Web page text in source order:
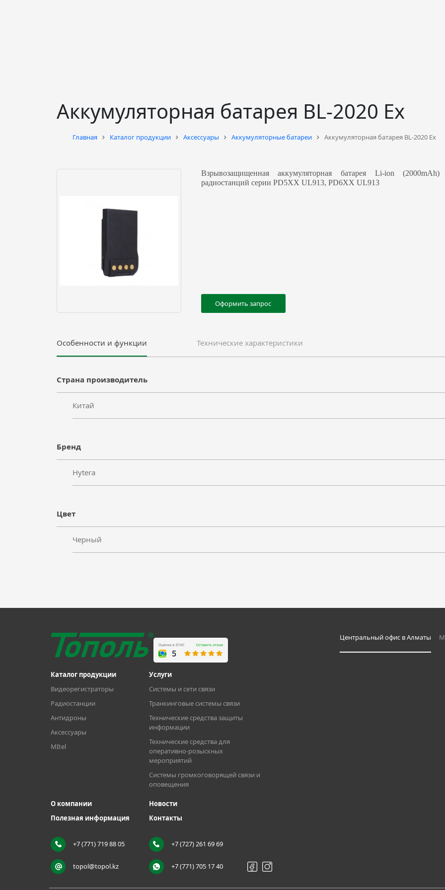
Аккумуляторная батарея BL-2020 Ex
Главная Каталог продукции Аксессуары Аккумуляторные батареи Аккумуляторная батарея BL-2020 Ex
Взрывозащищенная аккумуляторная батарея Li-ion
радиостанций серии PD5XX UL913, PD6XX UL913
Оформить запрос
Особенности и функции Технические характеристики
Страна производитель
Китай
Бренд
Hytera
Цвет
Черный
Рабочее напряжение
Ёмкость
Размер
Каталог продукции
Видеорегистраторы
Радиостанции
Антидроны
Аксессуары
MItel
Услуги
Системы и сети связи
Транкинговые системы связи
Технические средства защиты
информации
Технические средства для
оперативно-розыскных
мероприятий
Системы громкоговорящей связи и
оповещения
О компании
Новости
Полезная информация
Контакты
+7 (771) 719 88 05 +7 (727) 261 69 69
topol@topol.kz +7 (771) 705 17 40
Центральный офис в Алматы